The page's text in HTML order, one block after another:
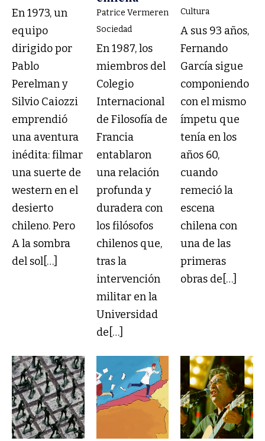
En 1973, un
equipo
dirigido por
Pablo
Perelman y
Silvio Caiozzi
emprendió
una aventura
inédita: filmar
una suerte de
western en el
desierto
chileno. Pero
A la sombra
del sol[…]
Patrice Vermeren
Sociedad
En 1987, los
miembros del
Colegio
Internacional
de Filosofía de
Francia
entablaron
una relación
profunda y
duradera con
los filósofos
chilenos que,
tras la
intervención
militar en la
Universidad
de[…]
Cultura
A sus 93 años,
Fernando
García sigue
componiendo
con el mismo
ímpetu que
tenía en los
años 60,
cuando
remeció la
escena
chilena con
una de las
primeras
obras de[…]